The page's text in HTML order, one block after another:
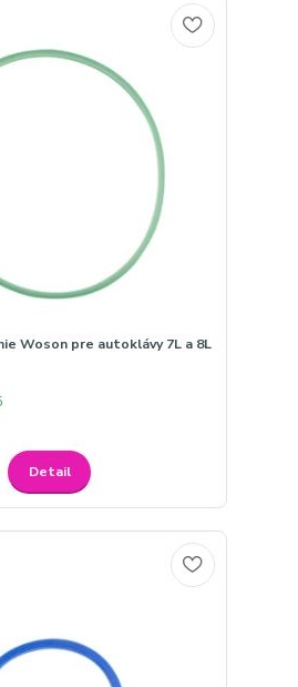
Woson pre autoklávy 7L a 8L
Detail